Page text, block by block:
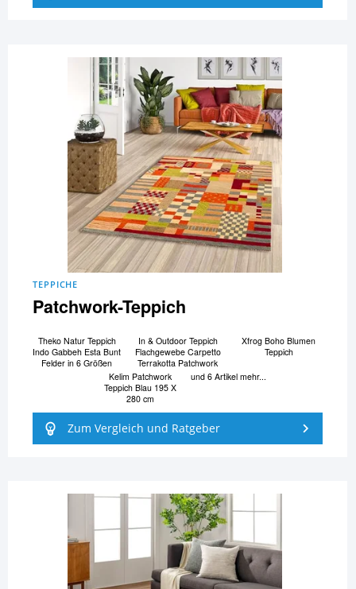
TEPPICHE
Patchwork-Teppich
Theko Natur Teppich
Indo Gabbeh Esta Bunt
Felder in 6 Größen
In & Outdoor Teppich
Flachgewebe Carpetto
Terrakotta Patchwork
Xfrog Boho Blumen
Teppich
Kelim Patchwork
Teppich Blau 195 X
280 cm
und 6 Artikel mehr...
Zum Vergleich und Ratgeber